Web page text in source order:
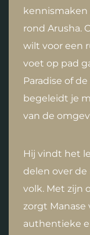
rond Arusha.
wilt voor een
voet op pad
Paradise of
begeleidt je
van de
Hij vindt het
delen over
volk. Met zijn
zorgt Manase
authentieke